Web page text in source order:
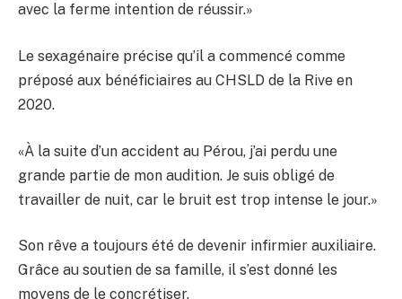
avec la ferme intention de réussir.»
Le sexagénaire précise qu’il a commencé comme
préposé aux bénéficiaires au CHSLD de la Rive en
2020.
«À la suite d’un accident au Pérou, j’ai perdu une
grande partie de mon audition. Je suis obligé de
travailler de nuit, car le bruit est trop intense le jour.»
Son rêve a toujours été de devenir infirmier auxiliaire.
Grâce au soutien de sa famille, il s’est donné les
moyens de le concrétiser.